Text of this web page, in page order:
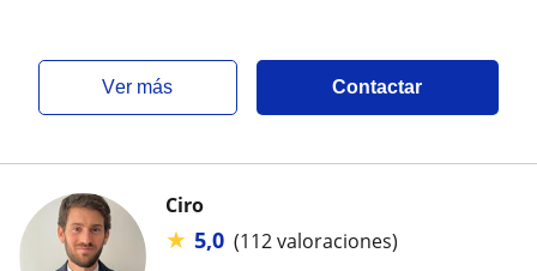
ver más Contactar
Ciro
★ 5,0 (112 valoraciones)